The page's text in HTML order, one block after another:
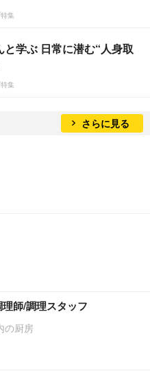
集
と学ぶ 日常に潜む“人身取
集
さらに見る
師/調理スタッフ
の厨房